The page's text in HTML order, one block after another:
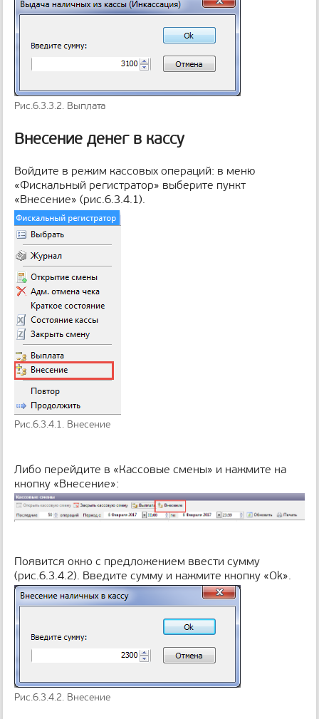
Рис.6.3.3.2. Выплата
Внесение денег в кассу
Войдите в режим кассовых операций: в меню
«Фискальный регистратор» выберите пункт
«Внесение» (рис.6.3.4.1).
Рис.6.3.4.1. Внесение
Либо перейдите в «Кассовые смены» и нажмите на
кнопку «Внесение»:
Появится окно с предложением ввести сумму
(рис.6.3.4.2). Введите сумму и нажмите кнопку «Оk».
Рис.6.3.4.2. Внесение